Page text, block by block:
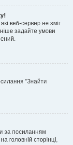
веб-сервер не зміг
задайте умови
"Знайти
за посиланням
головній сторінці,